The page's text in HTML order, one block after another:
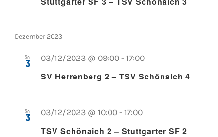
Dezember 2023
So.
3
SV Herrenberg 2 – TSV Schönaich 4
03/12/2023 @ 09:00 - 17:00
So.
3
TSV Schönaich 2 – Stuttgarter SF 2
03/12/2023 @ 10:00 - 17:00